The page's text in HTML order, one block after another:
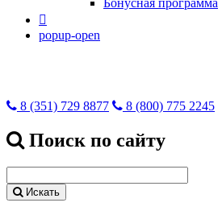

popup-open
8 (351) 729 8877 8 (800) 775 2245
Поиск по сайту
Искать